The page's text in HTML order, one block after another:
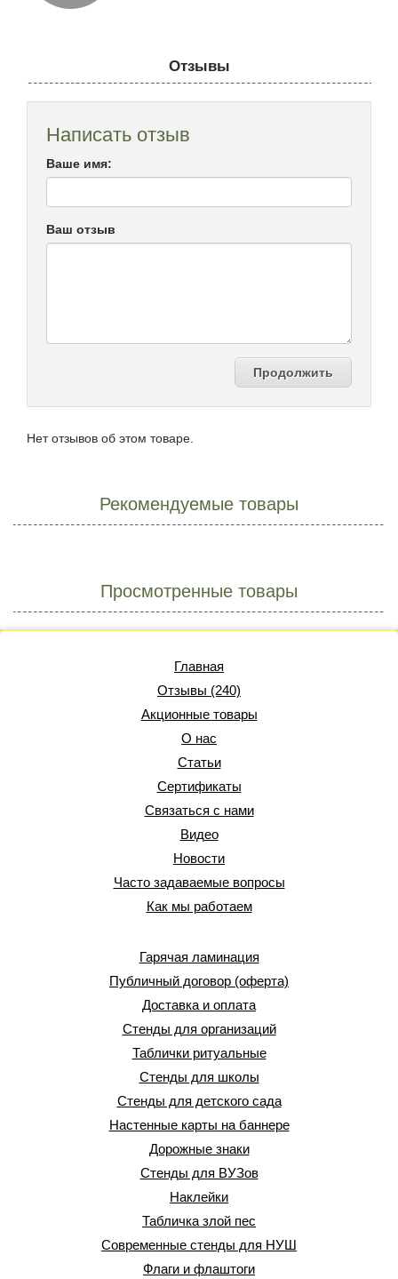
Отзывы
Написать отзыв
Ваше имя:
Ваш отзыв
Продолжить
Нет отзывов об этом товаре.
Рекомендуемые товары
Просмотренные товары
Главная
Отзывы (240)
Акционные товары
О нас
Статьи
Сертификаты
Связаться с нами
Видео
Новости
Часто задаваемые вопросы
Как мы работаем
Гарячая ламинация
Публичный договор (оферта)
Доставка и оплата
Стенды для организаций
Таблички ритуальные
Стенды для школы
Стенды для детского сада
Настенные карты на баннере
Дорожные знаки
Стенды для ВУЗов
Наклейки
Табличка злой пес
Современные стенды для НУШ
Флаги и флаштоги